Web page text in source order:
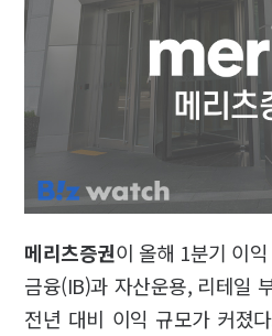
메리츠증권이 올해 1분기 이
금융(IB)과 자산운용, 리테일
전년 대비 이익 규모가 커졌